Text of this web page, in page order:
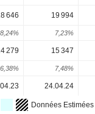
646 19 994
7,23%
279 15 347
7,48%
24.04.24
Données Estimées